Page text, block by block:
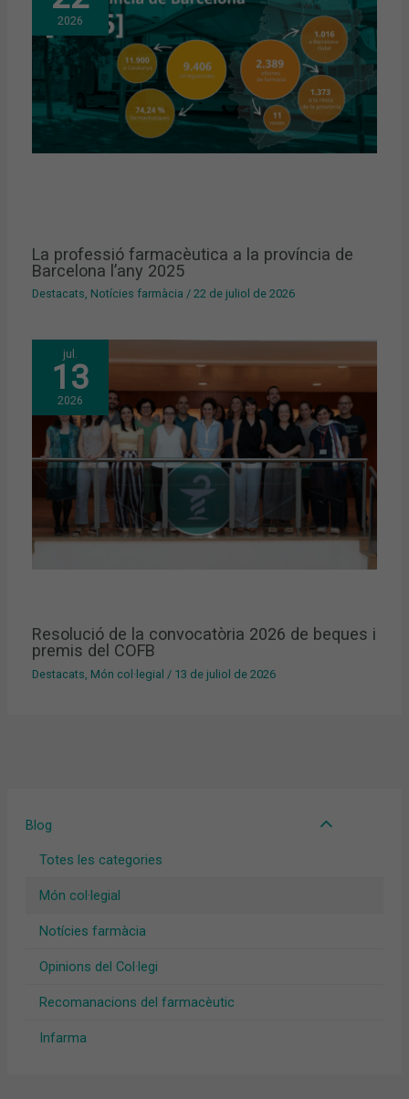
Blog
Totes les categories
Món col·legial
Notícies farmàcia
Opinions del Col·legi
Recomanacions del farmacèutic
Infarma
2026
La professió farmacèutica a la província de
Barcelona l’any 2025
Destacats, Notícies farmàcia /22 de juliol de 2026
jul.
13
2026
Resolució de la convocatòria 2026 de beques i
premis del COFB
Destacats Món col·legial / 13 de juliol de 2026